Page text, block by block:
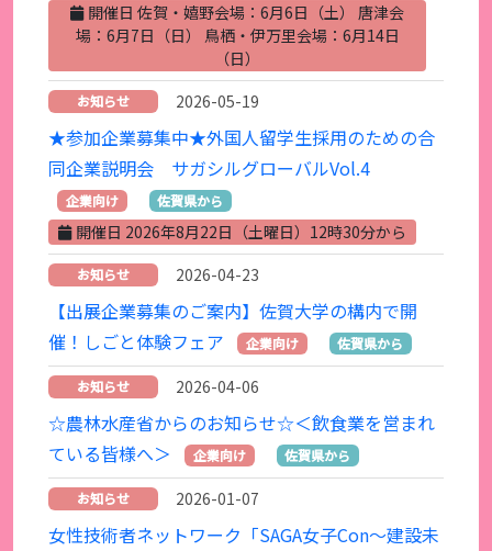
開催日 佐賀・嬉野会場：6月6日（土） 唐津会
場：6月7日（日） 鳥栖・伊万里会場：6月14日
（日）
お知らせ 2026-05-19
★参加企業募集中★外国人留学生採用のための合
同企業説明会 サガシルグローバルVol.4
企業向け 佐賀県から
開催日 2026年8月22日（土曜日）12時30分から
お知らせ 2026-04-23
【出展企業募集のご案内】佐賀大学の構内で開
催！しごと体験フェア
企業向け 佐賀県から
お知らせ 2026-04-06
☆農林水産省からのお知らせ☆＜飲食業を営まれ
ている皆様へ＞
企業向け 佐賀県から
お知らせ 2026-01-07
女性技術者ネットワーク「SAGA女子Con～建設未